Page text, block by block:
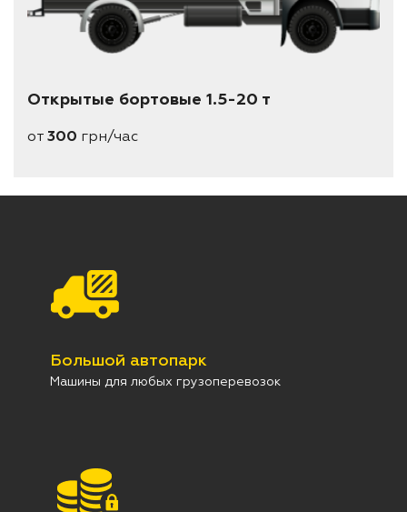
Открытые бортовые 1.5-20 т
от 300 грн/час
Большой автопарк
Машины для любых грузоперевозок